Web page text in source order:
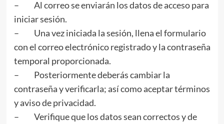
– Al correo se enviarán los datos de acceso para
iniciar sesión.
– Una vez iniciada la sesión, llena el formulario
con el correo electrónico registrado y la contraseña
temporal proporcionada.
– Posteriormente deberás cambiar la
contraseña y verificarla; así como aceptar términos
y aviso de privacidad.
– Verifique que los datos sean correctos y de